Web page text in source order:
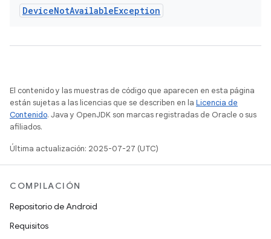
DeviceNotAvailableException
El contenido y las muestras de código que aparecen en esta página
están sujetas a las licencias que se describen en la Licencia de
Contenido. Java y OpenJDK son marcas registradas de Oracle o sus
afiliados.
Última actualización: 2025-07-27 (UTC)
COMPILACIÓN
Repositorio de Android
Requisitos